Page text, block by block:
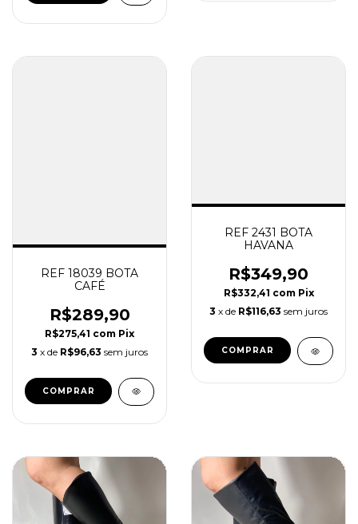
REF 18039 BOTA
CAFÉ
R$289,90
R$275,41 com Pix
3 x de R$96,63 sem juros
COMPRAR
REF 2431 BOTA
HAVANA
R$349,90
R$332,41 com Pix
3 x de R$116,63 sem juros
COMPRAR